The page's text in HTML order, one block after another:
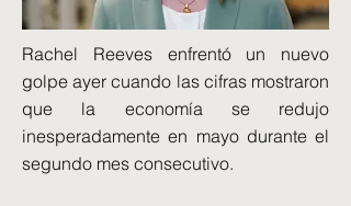
Rachel Reeves enfrentó un nuevo
golpe ayer cuando las cifras mostraron
que la economía se redujo
inesperadamente en mayo durante el
segundo mes consecutivo.